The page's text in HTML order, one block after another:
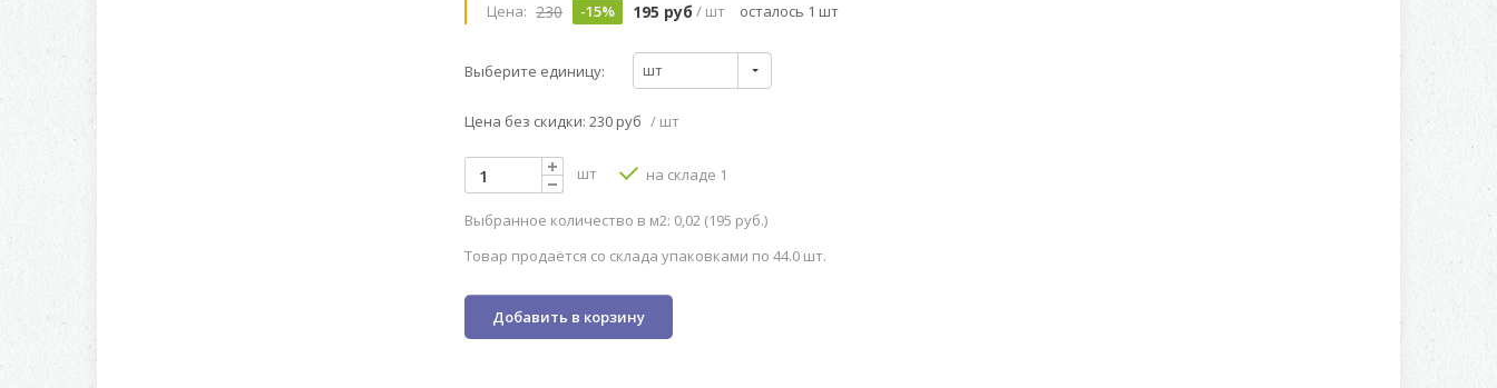
Цена: 230 -15% 195 руб / шт осталось 1 шт
Выберите единицу: шт
Цена без скидки: 230 руб / шт
шт на складе 1
Выбранное количество в м2: 0,02 (195 руб.)
Товар продаётся со склада упаковками по 44.0 шт.
Добавить в корзину